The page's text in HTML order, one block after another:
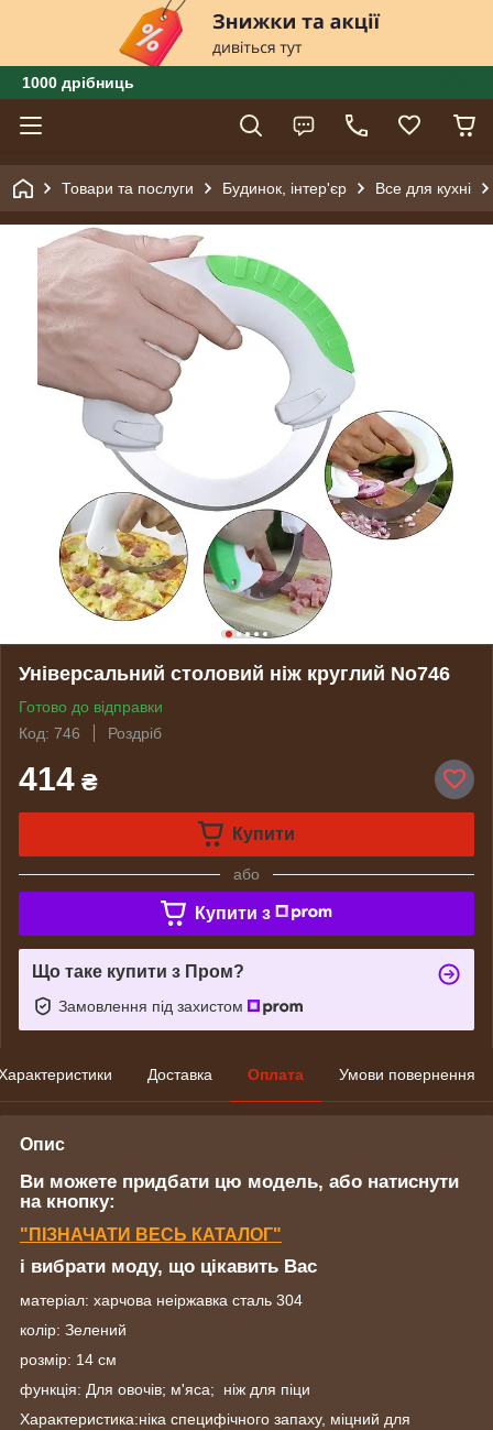
1000 дрібниць
Товари та послуги Будинок, інтер'єр Все для кухні
Універсальний столовий ніж круглий No746
Готово до відправки
Код: 746
Роздріб
414 ₴
Купити
або
Купити з
Що таке купити з Пром?
Замовлення під захистом
Доставка Оплата Умови повернення
Опис
Ви можете придбати цю модель, або натиснути
на кнопку:
"ПІЗНАЧАТИ ВЕСЬ КАТАЛОГ"
і вибрати моду, що цікавить Вас
матеріал: харчова неіржавка сталь 304
колір: Зелений
розмір: 14 см
функція: Для овочів; м'яса; ніж для піци
Характеристика:ніка специфічного запаху, міцний для